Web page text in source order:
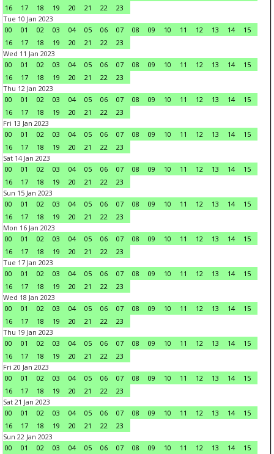
16 17 18 19 20 21 22
23
Tue 10 Jan 2023
00
01 02 03 04 05 06 07 08 09 10 11 12 13 14
15
16
17 18 19 20 21 22
23
Wed 11 Jan 2023
00
01 02 03 04 05 06 07 08 09 10 11 12 13 14
15
16
17 18 19 20 21 22
23
Thu 12 Jan 2023
00
01 02 03 04 05 06 07 08 09 10 11 12 13 14
15
16
17 18 19 20 21 22
23
Fri 13 Jan 2023
00
01 02 03 04 05 06 07 08 09 10 11 12 13 14
15
16
17 18 19 20 21 22
23
Sat 14 Jan 2023
00
01 02 03 04 05 06 07 08 09 10 11 12 13 14
15
16
17 18 19 20 21 22
23
Sun 15 Jan 2023
00
01 02 03 04 05 06 07 08 09 10 11 12 13 14
15
16
17 18 19 20 21 22
23
Mon 16 Jan 2023
00
01 02 03 04 05 06 07 08 09 10 11 12 13 14
15
16
17 18 19 20 21 22
23
Tue 17 Jan 2023
00
01 02 03 04 05 06 07 08 09 10 11 12 13 14
15
16
17 18 19 20 21 22
23
Wed 18 Jan 2023
00
01 02 03 04 05 06 07 08 09 10 11 12 13 14
15
16
17 18 19 20 21 22
23
Thu 19 Jan 2023
00
01 02 03 04 05 06 07 08 09 10 11 12 13 14
15
16
17 18 19 20 21 22
23
Fri 20 Jan 2023
00
01 02 03 04 05 06 07 08 09 10 11 12 13 14
15
16
17 18 19 20 21 22
23
Sat 21 Jan 2023
00
01 02 03 04 05 06 07 08 09 10 11 12 13 14
15
16
17 18 19 20 21 22
23
Sun 22 Jan 2023
00
01 02 03 04 05 06 07 08 09 10 11 12 13 14
15